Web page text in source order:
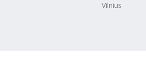
Vilnius